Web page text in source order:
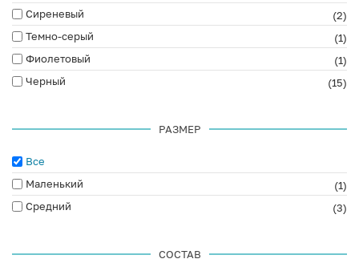
Сиреневый
(2)
Темно-серый
(1)
Фиолетовый
(1)
Черный
(15)
РАЗМЕР
Все
Маленький
(1)
Средний
(3)
СОСТАВ